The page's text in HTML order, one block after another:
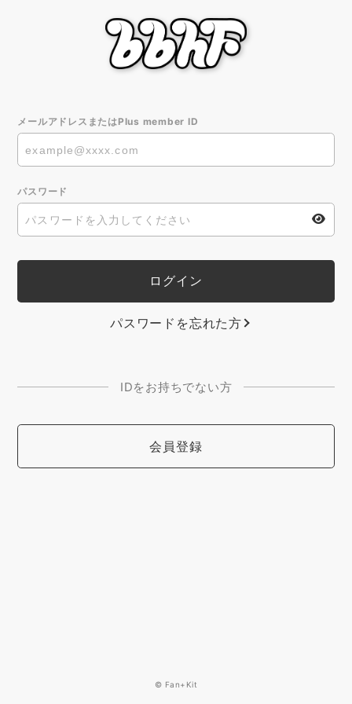
メールアドレスまたはPlus member ID
パスワード
パスワードを忘れた方
IDをお持ちでない方
会員登録
© Fan+Kit